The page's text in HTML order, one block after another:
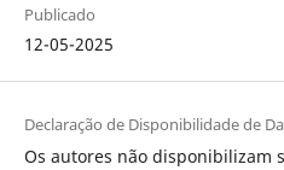
Publicado
12-05-2025
Declaração de Disponibilidade de
Os autores não disponibilizam